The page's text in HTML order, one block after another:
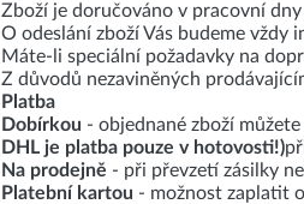
Zboží je doručováno v pracovní
O odeslání zboží Vás budeme vždy
Máte-li speciální požadavky na
Z důvodů nezaviněných
Platba
Dobírkou - objednané zboží
DHL je platba pouze v hotovosti!)
Na prodejně - při převzetí zásilky
Platební kartou - možnost zaplatit